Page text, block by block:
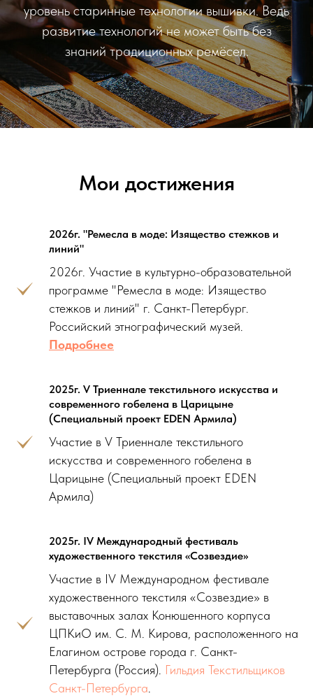
уровень старинные технологии вышивки. Ведь
развитие технологий не может быть без
знаний традиционных ремёсел.
Мои достижения
2026г. "Ремесла в моде: Изящество стежков и
линий"
2026г. Участие в культурно-образовательной
программе "Ремесла в моде: Изящество
стежков и линий" г. Санкт-Петербург.
Российский этнографический музей.
Подробнее
2025г. V Триеннале текстильного искусства и
современного гобелена в Царицыне
(Специальный проект EDEN Армила)
Участие в V Триеннале текстильного
искусства и современного гобелена в
Царицыне (Специальный проект EDEN
Армила)
2025г. IV Международный фестиваль
художественного текстиля «Созвездие»
Участие в IV Международном фестивале
художественного текстиля «Созвездие» в
выставочных залах Конюшенного корпуса
ЦПКиО им. С. М. Кирова, расположенного на
Елагином острове города г. Санкт-
Петербурга (Россия). Гильдия Текстильщиков
Санкт-Петербурга.